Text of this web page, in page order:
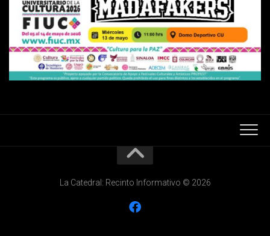
La Catedral: Recinto Informativo © 2026